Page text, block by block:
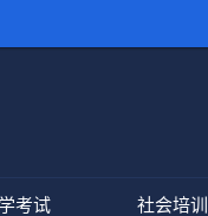
考试 社会培训